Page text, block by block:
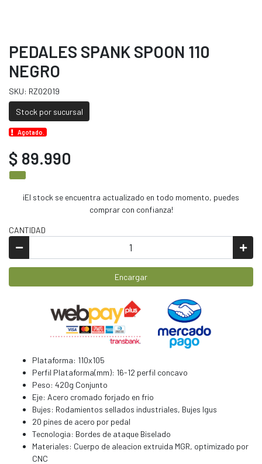
PEDALES SPANK SPOON 110
NEGRO
SKU: RZ02019
Stock por sucursal
Agotado.
$ 89.990
¡El stock se encuentra actualizado en todo momento, puedes
comprar con confianza!
CANTIDAD
Encargar
Plataforma: 110x105
Perfil Plataforma(mm): 16-12 perfil concavo
Peso: 420g Conjunto
Eje: Acero cromado forjado en frio
Bujes: Rodamientos sellados industriales, Bujes Igus
20 pines de acero por pedal
Tecnologia: Bordes de ataque Biselado
Materiales: Cuerpo de aleacion extruida MGR, optimizado por
CNC